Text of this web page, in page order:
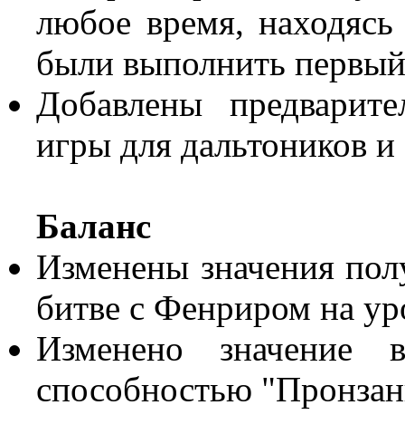
любое время,
были выполнить первый
Добавлены
игры для дальтоников и
Баланс
Изменены значения
битве с Фенриром на
Изменено значение
способностью